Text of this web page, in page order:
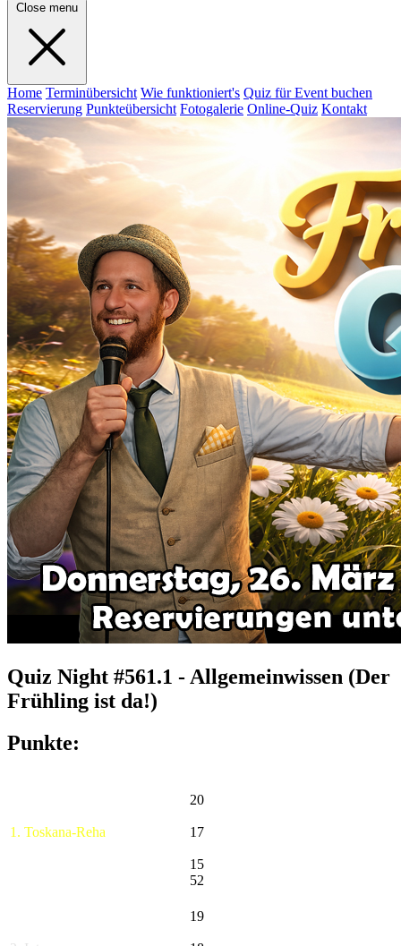
Close menu
Home Terminübersicht Wie funktioniert's Quiz für Event buchen
Reservierung Punkteübersicht Fotogalerie Online-Quiz Kontakt
Quiz Night #561.1 - Allgemeinwissen (Der
Frühling ist da!)
Punkte:
1. Toskana-Reha
20
17
15
52
19